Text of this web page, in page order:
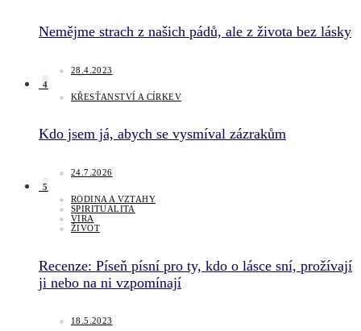
Nemějme strach z našich pádů, ale z života bez lásky
28.4.2023
4
KŘESŤANSTVÍ A CÍRKEV
Kdo jsem já, abych se vysmíval zázrakům
24.7.2026
5
RODINA A VZTAHY
SPIRITUALITA
VÍRA
ŽIVOT
Recenze: Píseň písní pro ty, kdo o lásce sní, prožívají
ji nebo na ni vzpomínají
18.5.2023